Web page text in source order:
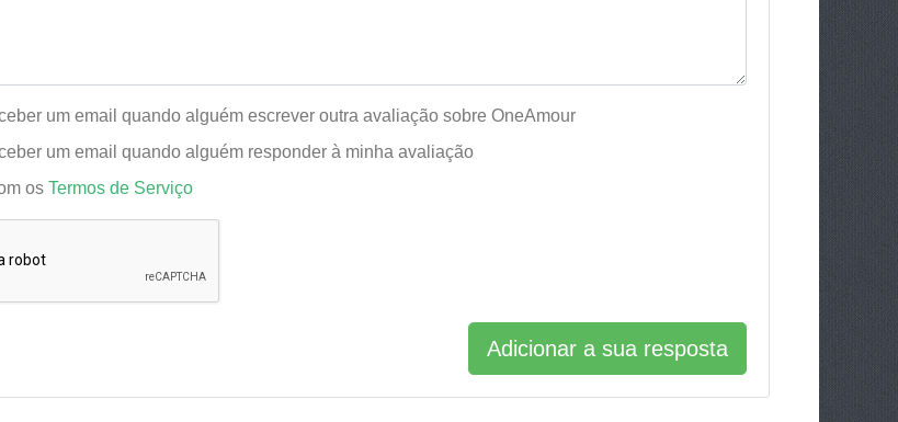
um email quando alguém escrever outra avaliação sobre OneAmour
um email quando alguém responder à minha avaliação
os Termos de Serviço
Adicionar a sua resposta